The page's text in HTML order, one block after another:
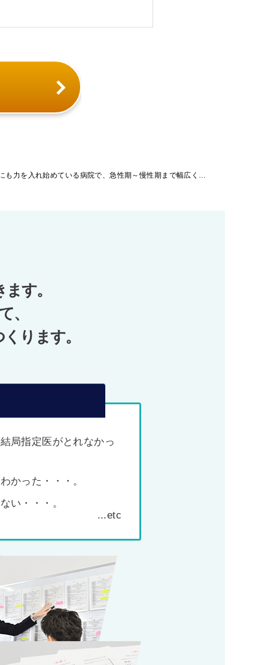
す。
、
ります。
局指定医がとれなかっ
かった・・・。
い・・・。